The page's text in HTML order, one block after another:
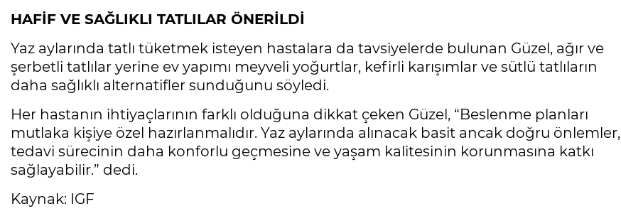
HAFİF VE SAĞLIKLI TATLILAR ÖNERİLDİ
Yaz aylarında tatlı tüketmek isteyen hastalara da tavsiyelerde bulunan Güzel, ağır ve
şerbetli tatlılar yerine ev yapımı meyveli yoğurtlar, kefirli karışımlar ve sütlü tatlıların
daha sağlıklı alternatifler sunduğunu söyledi.
Her hastanın ihtiyaçlarının farklı olduğuna dikkat çeken Güzel, “Beslenme planları
mutlaka kişiye özel hazırlanmalıdır. Yaz aylarında alınacak basit ancak doğru önlemler,
tedavi sürecinin daha konforlu geçmesine ve yaşam kalitesinin korunmasına katkı
sağlayabilir.” dedi.
Kaynak: IGF